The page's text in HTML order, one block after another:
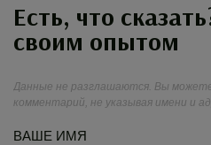
Есть, что
своим опытом
Данные не разглашаются. Вы
комментарий, не указывая имени и
ВАШЕ ИМЯ